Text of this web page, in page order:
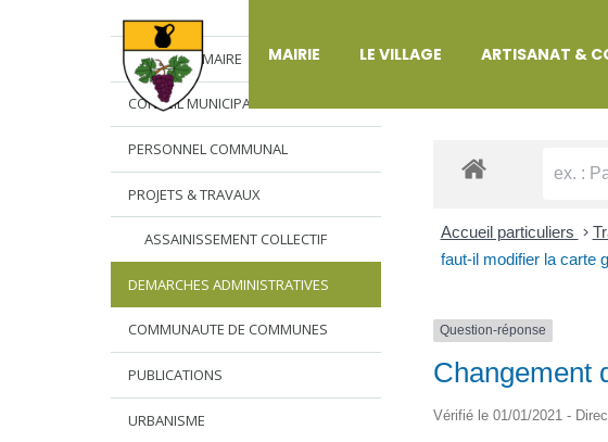
MAIRIE LE VILLAGE ARTISANAT &
L’EDITO DU MAIRE
CONSEIL MUNICIPAL
PERSONNEL COMMUNAL
PROJETS & TRAVAUX
ASSAINISSEMENT COLLECTIF
DEMARCHES ADMINISTRATIVES
COMMUNAUTE DE COMMUNES
PUBLICATIONS
URBANISME
Accueil particuliers >
faut-il modifier la carte
Question-réponse
Changement
Vérifié le 01/01/2021 -